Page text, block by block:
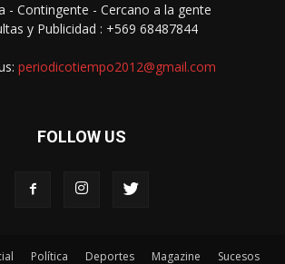
- Contingente - Cercano a la gente
y Publicidad : +569 68487844
periodicotiempo2012@gmail.com
FOLLOW US
Política Deportes Magazine Sucesos